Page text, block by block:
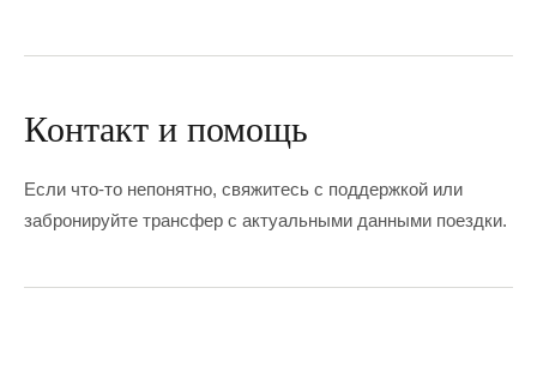
Контакт и помощь
Если что-то непонятно, свяжитесь с поддержкой или
забронируйте трансфер с актуальными данными поездки.